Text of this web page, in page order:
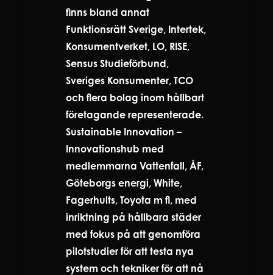
finns bland annat
Funktionsrätt Sverige, Intertek,
Konsumentverket, LO, RISE,
Sensus Studieförbund,
Sveriges Konsumenter, TCO
och flera bolag inom hållbart
företagande representerade.
Sustainable Innovation –
Innovationshub med
medlemmarna Vattenfall, ÅF,
Göteborgs energi, White,
Fagerhults, Toyota m fl, med
inriktning på hållbara städer
med fokus på att genomföra
pilotstudier för att testa nya
system och tekniker för att nå